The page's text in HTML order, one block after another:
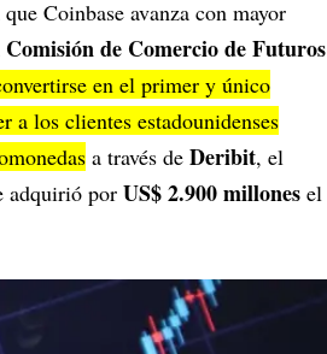
Coinbase avanza con mayor
Comisión de Comercio de Futuros
en el primer y único
los clientes estadounidenses
a través de Deribit, el
adquirió por US$ 2.900 millones el